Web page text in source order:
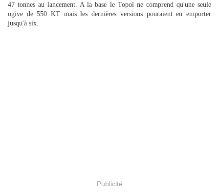
47 tonnes au lancement. A la base le Topol ne comprend qu'une seule
ogive de 550 KT mais les dernières versions pouraient en emporter
jusqu'à six.
Publicité